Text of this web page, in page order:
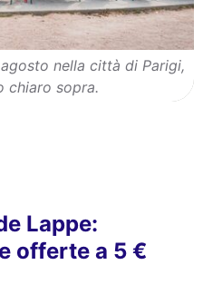
nella città di Parigi,
chiaro sopra.
Lappe:
offerte a 5 €